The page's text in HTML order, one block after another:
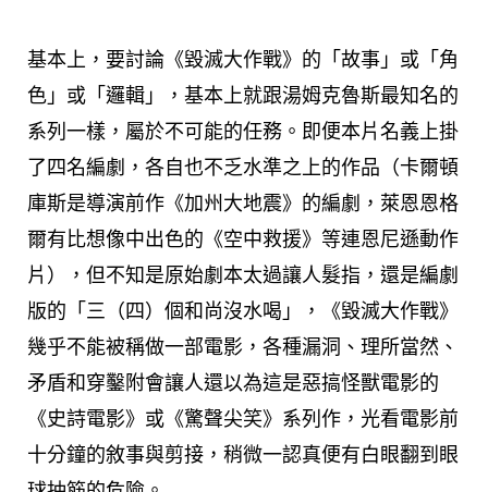
基本上，要討論《毀滅大作戰》的「故事」或「角
色」或「邏輯」，基本上就跟湯姆克魯斯最知名的
系列一樣，屬於不可能的任務。即便本片名義上掛
了四名編劇，各自也不乏水準之上的作品（卡爾頓
庫斯是導演前作《加州大地震》的編劇，萊恩恩格
爾有比想像中出色的《空中救援》等連恩尼遜動作
片），但不知是原始劇本太過讓人髮指，還是編劇
版的「三（四）個和尚沒水喝」，《毀滅大作戰》
幾乎不能被稱做一部電影，各種漏洞、理所當然、
矛盾和穿鑿附會讓人還以為這是惡搞怪獸電影的
《史詩電影》或《驚聲尖笑》系列作，光看電影前
十分鐘的敘事與剪接，稍微一認真便有白眼翻到眼